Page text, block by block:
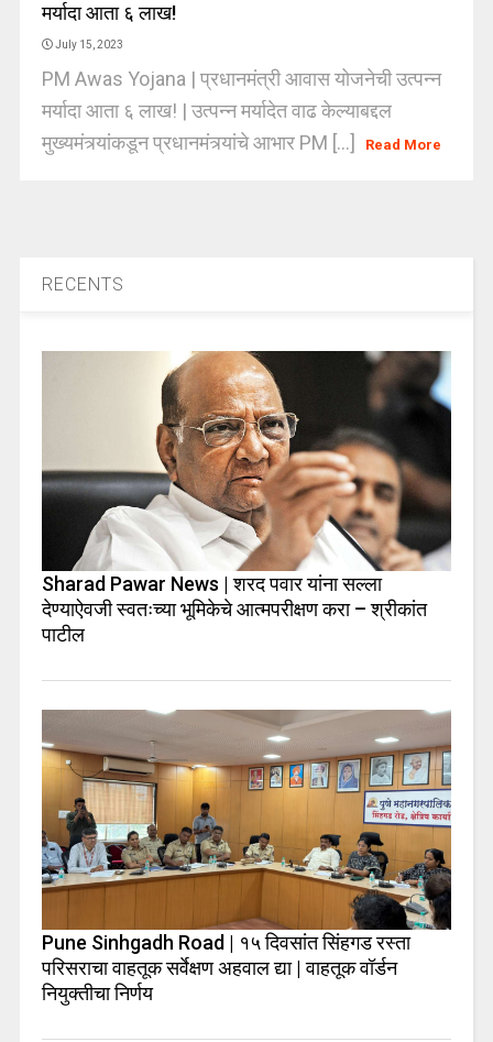
मर्यादा आता ६ लाख!
July 15, 2023
PM Awas Yojana | प्रधानमंत्री आवास योजनेची उत्पन्न
मर्यादा आता ६ लाख! | उत्पन्न मर्यादेत वाढ केल्याबद्दल
मुख्यमंत्र्यांकडून प्रधानमंत्र्यांचे आभार PM [...]
Read More
RECENTS
Sharad Pawar News | शरद पवार यांना सल्ला
देण्याऐवजी स्वतःच्या भूमिकेचे आत्मपरीक्षण करा – श्रीकांत
पाटील
Pune Sinhgadh Road | १५ दिवसांत सिंहगड रस्ता
परिसराचा वाहतूक सर्वेक्षण अहवाल द्या | वाहतूक वॉर्डन
नियुक्तीचा निर्णय